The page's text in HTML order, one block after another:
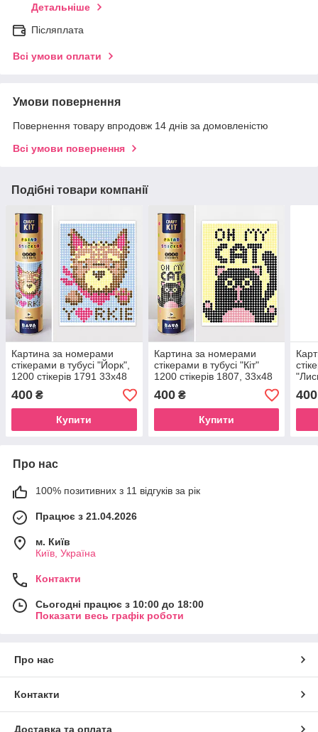
Детальніше
Післяплата
Всі умови оплати
Умови повернення
Повернення товару впродовж 14 днів за домовленістю
Всі умови повернення
Подібні товари компанії
Картина за номерами
стікерами в тубусі "Йорк",
1200 стікерів 1791 33х48
см
400 ₴
Купити
Картина за номерами
стікерами в тубусі "Кіт"
1200 стікерів 1807, 33х48
см
400₴
Купити
400
Про нас
100% позитивних з 11 відгуків за рік
Працює з 21.04.2026
м. Київ
Київ, Україна
Контакти
Сьогодні працює з 10:00 до 18:00
Показати весь графік роботи
Про нас
Контакти
Доставка та оплата